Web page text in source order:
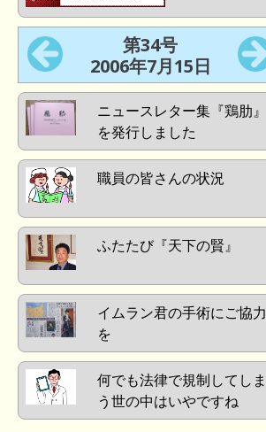
第34号
2006年7月15日
ニュースレター集『鶏肋』
を発行しました
職員の皆さんの状況
ふたたび『天下の賢』
イムラン君の手術にご協力
を
何でも法律で規制してしま
う世の中はいやですね